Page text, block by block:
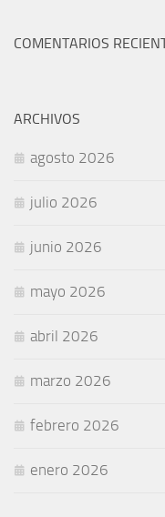
COMENTARIOS
ARCHIVOS
agosto 2026
julio 2026
junio 2026
mayo 2026
abril 2026
marzo 2026
febrero 2026
enero 2026